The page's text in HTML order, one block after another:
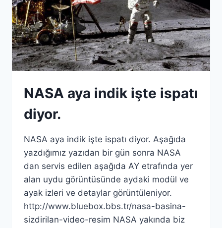
NASA aya indik işte ispatı
diyor.
NASA aya indik işte ispatı diyor. Aşağıda
yazdığımız yazıdan bir gün sonra NASA
dan servis edilen aşağıda AY etrafında yer
alan uydu görüntüsünde aydaki modül ve
ayak izleri ve detaylar görüntüleniyor.
http://www.bluebox.bbs.tr/nasa-basina-
sizdirilan-video-resim NASA yakında biz